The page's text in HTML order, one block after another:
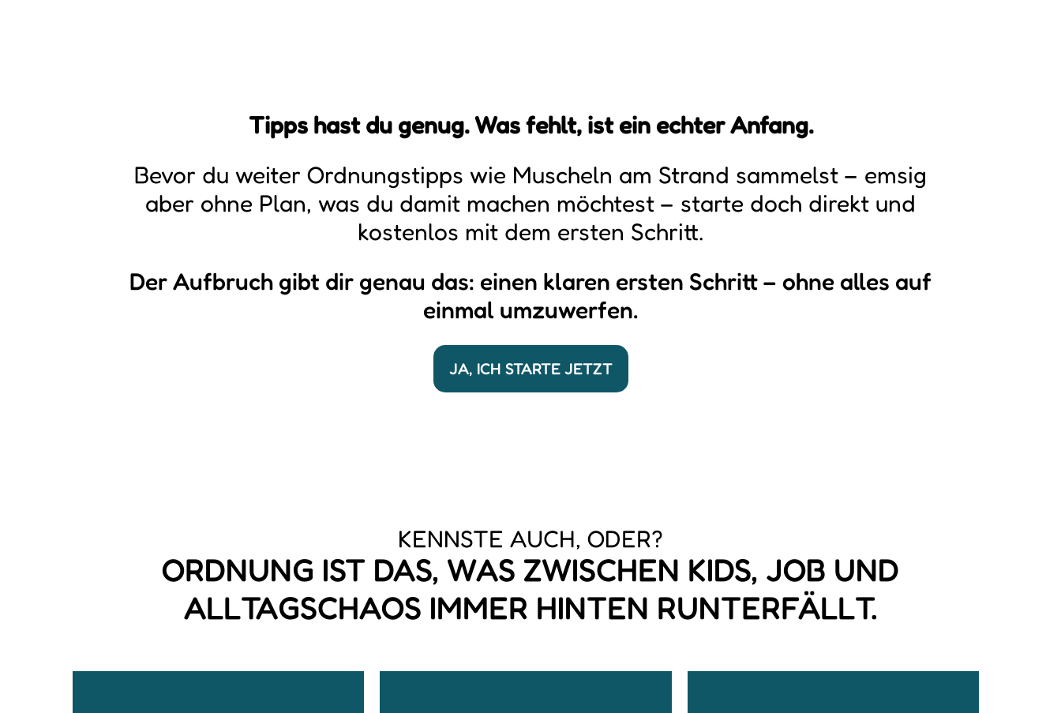
Tipps hast du genug. Was fehlt, ist ein echter Anfang.
Bevor du weiter Ordnungstipps wie Muscheln am Strand sammelst – emsig
aber ohne Plan, was du damit machen möchtest – starte doch direkt und
kostenlos mit dem ersten Schritt.
Der Aufbruch gibt dir genau das: einen klaren ersten Schritt – ohne alles auf
einmal umzuwerfen.
JA, ICH STARTE JETZT
KENNSTE AUCH, ODER?
ORDNUNG IST DAS, WAS ZWISCHEN KIDS, JOB UND
ALLTAGSCHAOS IMMER HINTEN RUNTERFÄLLT.